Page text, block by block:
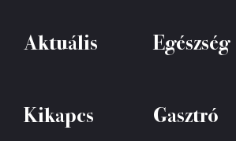
Aktuális Egészség
Kikapcs Gasztró